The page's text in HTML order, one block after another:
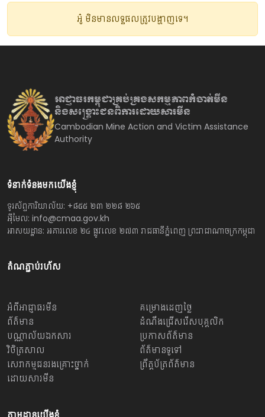
អូ៎ មិនមានលទ្ធផលត្រូវបង្ហាញទេ។
អាជ្ញាធរកម្ពុជាគ្រប់គ្រងសកម្មភាពកំចាត់មីន
និងសង្គ្រោះជនពិការដោយសារមីន
Cambodian Mine Action and Victim Assistance
Authority
ទំនាក់ទំនងមកយើងខ្ញុំ
ទូរស័ព្ទការិយាល័យ: +៨៥៥ ២៣ ២២៨ ២៦៥
អ៊ីមែល: info@cmaa.gov.kh
អាសយដ្ឋាន: អគារលេខ ២៤ ផ្លូវលេខ ២៧៣ រាជធានីភ្នំពេញ ព្រះរាជាណាចក្រកម្ពុជា
តំណភ្ជាប់រហ័ស
អំពីអាជ្ញាធរមីន
ព័ត៌មាន
បណ្ណាល័យឯកសារ
វិចិត្រសាល
សេវាកម្មជនរងគ្រោះថ្នាក់
ដោយសារមីន
គម្រោងដេញថ្លៃ
ដំណឹងជ្រើសរើសបុគ្គលិក
ប្រកាសព័ត៌មាន
ព័ត៌មានទូទៅ
ព្រឹត្តប័ត្រព័ត៌មាន